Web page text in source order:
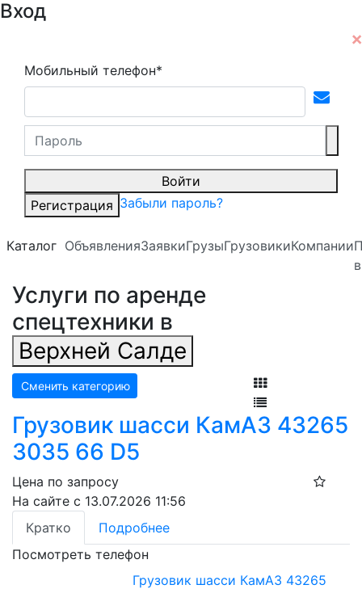
Вход
Мобильный телефон*
Войти
Регистрация Забыли пароль?
Каталог ОбъявленияЗаявкиГрузыГрузовикиКомпании
Услуги по аренде
спецтехники в
Верхней Салде
Сменить категорию
Грузовик шасси КамАЗ 43265
3035 66 D5
Цена по запросу
На сайте с 13.07.2026 11:56
Кратко
Подробнее
Посмотреть телефон
Грузовик шасси КамАЗ 43265